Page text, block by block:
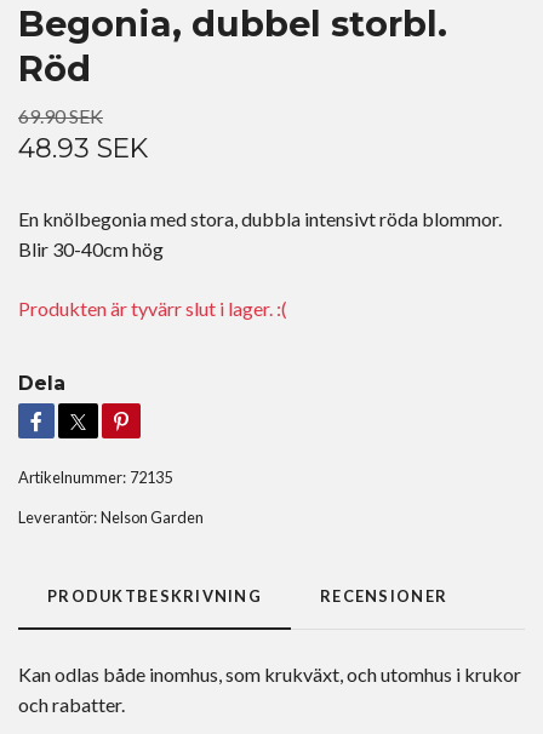
Begonia, dubbel storbl.
Röd
69.90 SEK
48.93 SEK
En knölbegonia med stora, dubbla intensivt röda blommor.
Blir 30-40cm hög
Produkten är tyvärr slut i lager. :(
Dela
Artikelnummer: 72135
Leverantör:Nelson Garden
PRODUKTBESKRIVNING RECENSIONER
Kan odlas både inomhus, som krukväxt, och utomhus i krukor
och rabatter.